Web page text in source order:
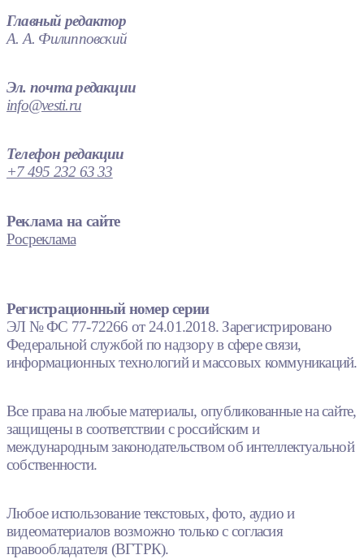
Главный редактор
А. А. Филипповский
Эл. почта редакции
info@vesti.ru
Телефон редакции
+7 495 232 63 33
Реклама на сайте
Росреклама
Регистрационный номер серии
ЭЛ № ФС 77-72266 от 24.01.2018. Зарегистрировано
Федеральной службой по надзору в сфере связи,
информационных технологий и массовых коммуникаций.
Все права на любые материалы, опубликованные на сайте,
защищены в соответствии с российским и
международным законодательством об интеллектуальной
собственности.
Любое использование текстовых, фото, аудио и
видеоматериалов возможно только с согласия
правообладателя (ВГТРК).